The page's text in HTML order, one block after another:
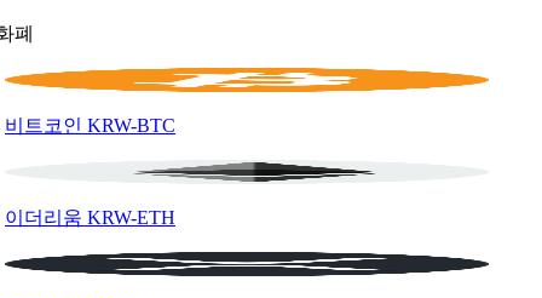
폐
비트코인 KRW-BTC
이더리움 KRW-ETH